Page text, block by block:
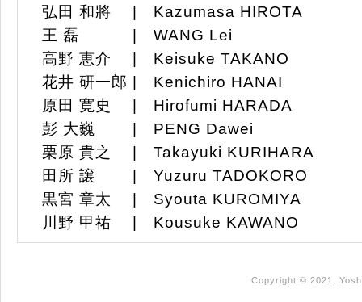
弘田 和將 | Kazumasa HIROTA
王 磊 | WANG Lei
高野 恵介 | Keisuke TAKANO
花井 研一郎 | Kenichiro HANAI
原田 寛史 | Hirofumi HARADA
彭 大巍 | PENG Dawei
栗原 貴之 | Takayuki KURIHARA
田所 譲 | Yuzuru TADOKORO
黒宮 章太 | Syouta KUROMIYA
川野 甲祐 | Kousuke KAWANO
Copyright © 2021.